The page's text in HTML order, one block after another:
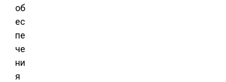
об
ес
пе
че
ни
я